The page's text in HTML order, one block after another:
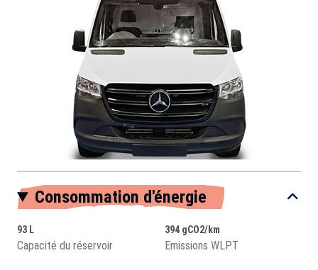
Consommation d'énergie
93 L
Capacité du réservoir
394 gCO2/km
Emissions WLPT